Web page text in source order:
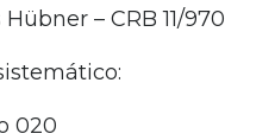
– CRB 11/970
020